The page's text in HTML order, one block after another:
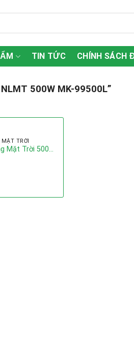
TIN TỨC CHÍNH SÁCH
NLMT 500W MK-99500L”
TRỜI
Mặt Trời 500W
Bền